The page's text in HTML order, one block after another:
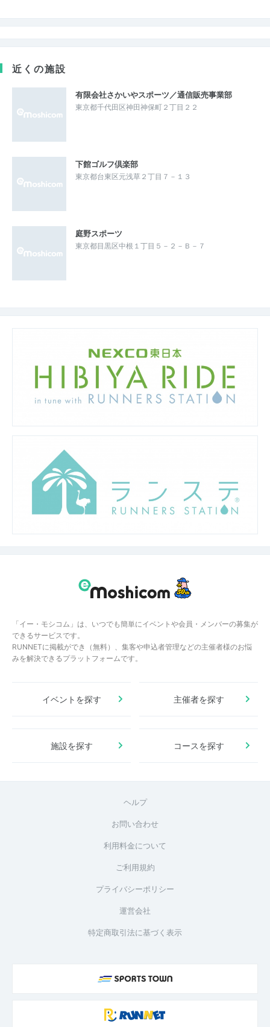
近くの施設
有限会社さかいやスポーツ／通信販売事業部
東京都千代田区神田神保町２丁目２２
下館ゴルフ倶楽部
東京都台東区元浅草２丁目７－１３
庭野スポーツ
東京都目黒区中根１丁目５－２－Ｂ－７
「イー・モシコム」は、いつでも簡単にイベントや会員・メンバーの募集が
できるサービスです。
RUNNETに掲載ができ（無料）、集客や申込者管理などの主催者様のお悩
みを解決できるプラットフォームです。
イベントを探す 主催者を探す
施設を探す コースを探す
ヘルプ
お問い合わせ
利用料金について
ご利用規約
プライバシーポリシー
運営会社
特定商取引法に基づく表示